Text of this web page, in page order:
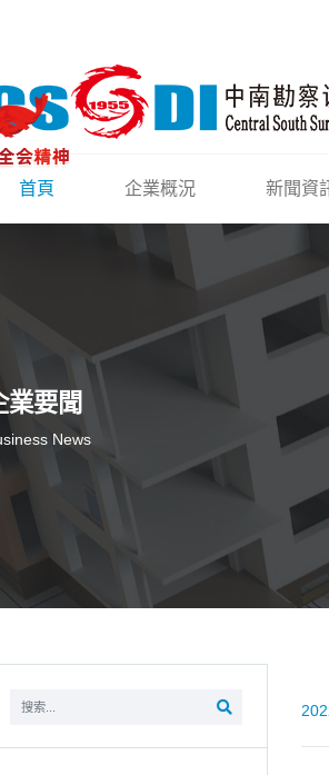
首頁 企業概況 新聞資
業要聞
News